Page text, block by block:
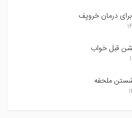
درمان خروپف
قبل خواب
ملحفه